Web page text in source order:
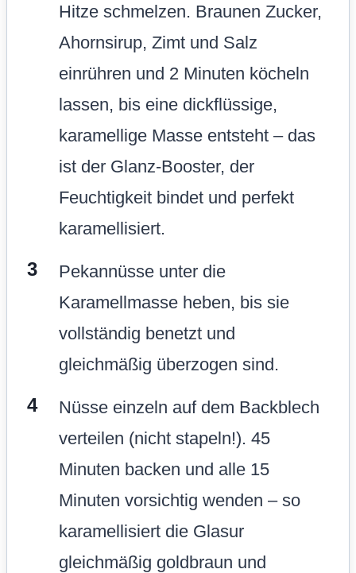
Hitze schmelzen. Braunen Zucker,
Ahornsirup, Zimt und Salz
einrühren und 2 Minuten köcheln
lassen, bis eine dickflüssige,
karamellige Masse entsteht – das
ist der Glanz-Booster, der
Feuchtigkeit bindet und perfekt
karamellisiert.
Pekannüsse unter die
Karamellmasse heben, bis sie
vollständig benetzt und
gleichmäßig überzogen sind.
Nüsse einzeln auf dem Backblech
verteilen (nicht stapeln!). 45
Minuten backen und alle 15
Minuten vorsichtig wenden – so
karamellisiert die Glasur
gleichmäßig goldbraun und